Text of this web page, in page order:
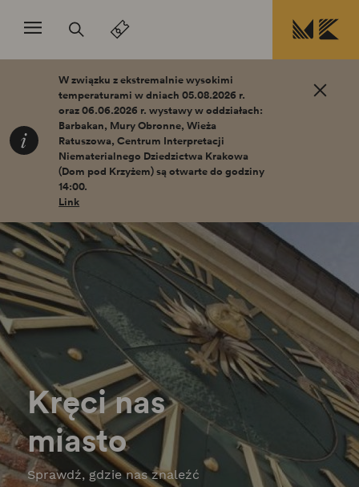
Przejdź do treści
W związku z ekstremalnie wysokimi
temperaturami w dniach 05.08.2026 r.
oraz 06.06.2026 r. wystawy w oddziałach:
Barbakan, Mury Obronne, Wieża
Ratuszowa, Centrum Interpretacji
Niematerialnego Dziedzictwa Krakowa
(Dom pod Krzyżem) są otwarte do godziny
14:00.
Link
Strona
główna
Muzeum
Krakowa
Kręci nas
miasto
Sprawdź, gdzie nas znaleźć